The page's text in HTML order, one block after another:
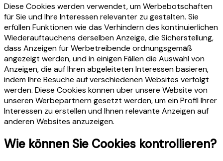
Diese Cookies werden verwendet, um Werbebotschaften
für Sie und Ihre Interessen relevanter zu gestalten. Sie
erfüllen Funktionen wie das Verhindern des kontinuierlichen
Wiederauftauchens derselben Anzeige, die Sicherstellung,
dass Anzeigen für Werbetreibende ordnungsgemäß
angezeigt werden, und in einigen Fällen die Auswahl von
Anzeigen, die auf Ihren abgeleiteten Interessen basieren,
indem Ihre Besuche auf verschiedenen Websites verfolgt
werden. Diese Cookies können über unsere Website von
unseren Werbepartnern gesetzt werden, um ein Profil Ihrer
Interessen zu erstellen und Ihnen relevante Anzeigen auf
anderen Websites anzuzeigen.
Wie können Sie Cookies kontrollieren?